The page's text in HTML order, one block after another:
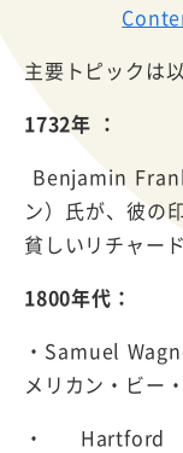
主要トピックは
1732年 ：
Benjamin
ン）氏が、彼の
貧しいリチャー
1800年代：
・Samuel
メリカン・ビー
・ Hartford